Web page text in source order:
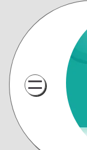
content